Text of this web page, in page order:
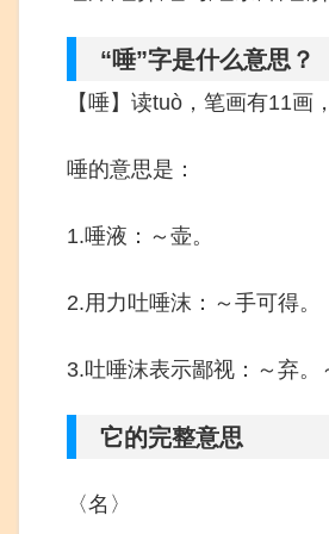
“唾”字是什么意思？
【唾】读tuò，笔画有11画
唾的意思是：
1.唾液：～壶。
2.用力吐唾沫：～手可得。
3.吐唾沫表示鄙视：～弃。
它的完整意思
〈名〉